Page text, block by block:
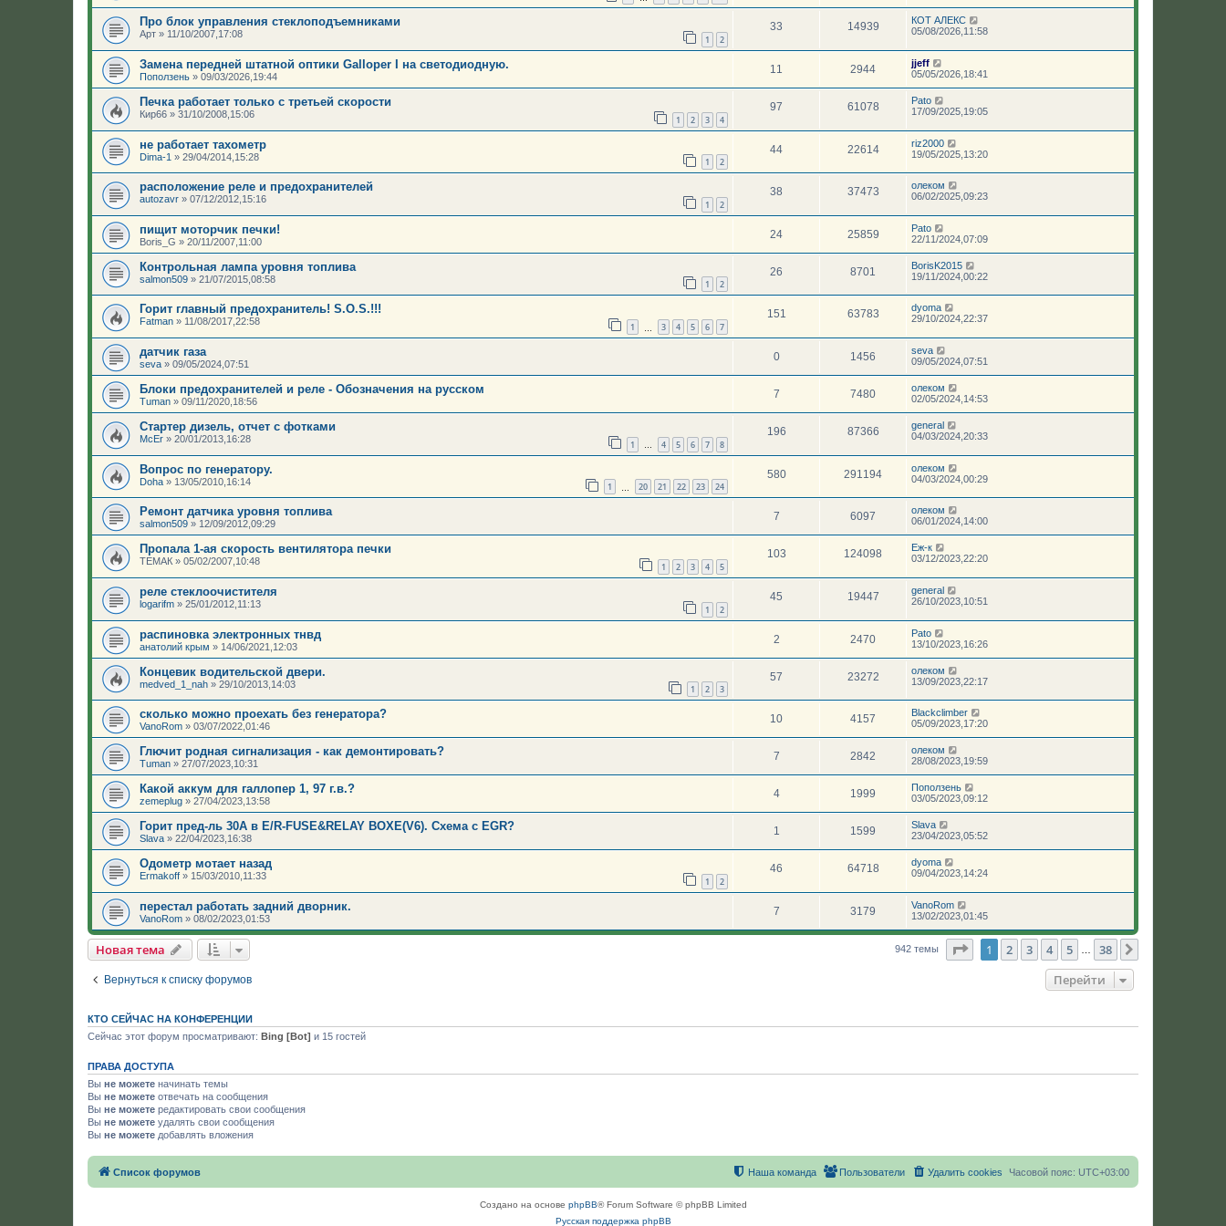
Про блок управления стеклоподъемниками
Арт » 11/10/2007,17:08 1 2
33 14939
КОТ АЛЕКС
05/08/2026,11:58
Замена передней штатной оптики Galloper I на светодиодную.
Поползень » 09/03/2026,19:44
11 2944
jjeff
05/05/2026,18:41
Печка работает только с третьей скорости
Кир66 » 31/10/2008,15:06 1 2 3 4
97 61078
Pato
17/09/2025,19:05
не работает тахометр
Dima-1 » 29/04/2014,15:28 1 2
44 22614
riz2000
19/05/2025,13:20
расположение реле и предохранителей
autozavr » 07/12/2012,15:16 1 2
38 37473
олеком
06/02/2025,09:23
пищит моторчик печки!
Boris_G » 20/11/2007,11:00
24 25859
Pato
22/11/2024,07:09
Контрольная лампа уровня топлива
salmon509 » 21/07/2015,08:58 1 2
26 8701
BorisK2015
19/11/2024,00:22
Горит главный предохранитель! S.O.S.!!!
Fatman » 11/08/2017,22:58 1 3 4 5 6 7
151 63783
dyoma
29/10/2024,22:37
датчик газа
seva » 09/05/2024,07:51
0 1456
seva
09/05/2024,07:51
Блоки предохранителей и реле - Обозначения на русском
Tuman » 09/11/2020,18:56
7 7480
олеком
02/05/2024,14:53
Стартер дизель, отчет с фотками
McEr » 20/01/2013,16:28 1 … 4 5 6 7 8
196 87366
general
04/03/2024,20:33
Вопрос по генератору.
Doha » 13/05/2010,16:14 1 20 21 22 23 24
580 291194
олеком
04/03/2024,00:29
Ремонт датчика уровня топлива
salmon509 » 12/09/2012,09:29
7 6097
олеком
06/01/2024,14:00
Пропала 1-ая скорость вентилятора печки
ТЕМАК » 05/02/2007,10:48 1 2 3 4 5
103 124098
Еж-к
03/12/2023,22:20
реле стеклоочистителя
logarifm » 25/01/2012,11:13 1 2
45 19447
general
26/10/2023,10:51
распиновка электронных тнвд
анатолий крым » 14/06/2021,12:03
2 2470
Pato
13/10/2023,16:26
Концевик водительской двери.
medved_1_nah » 29/10/2013,14:03 1 2 3
57 23272
олеком
13/09/2023,22:17
сколько можно проехать без генератора?
VanoRom » 03/07/2022,01:46
10 4157
Blackclimber
05/09/2023,17:20
Глючит родная сигнализация - как демонтировать?
Tuman » 27/07/2023,10:31
7 2842
олеком
28/08/2023,19:59
Какой аккум для галлопер 1, 97 г.в.?
zemeplug » 27/04/2023,13:58
4 1999
Поползень
03/05/2023,09:12
Горит пред-ль 30А в E/R-FUSE&RELAY BOXE(V6). Схема с EGR?
Slava » 22/04/2023,16:38
1 1599
Slava
23/04/2023,05:52
Одометр мотает назад
Ermakoff » 15/03/2010,11:33 1 2
46 64718
dyoma
09/04/2023,14:24
перестал работать задний дворник.
VanoRom » 08/02/2023,01:53
7 3179
VanoRom
13/02/2023,01:45
Новая тема 942 темы Страница1 из 38
1 2 3 4 5 38
Вернуться к списку форумов Перейти
КТО СЕЙЧАС НА КОНФЕРЕНЦИИ
Сейчас этот форум просматривают: Bing [Bot] и 15 гостей
ПРАВА ДОСТУПА
Вы не можете начинать темы
Вы не можете отвечать на сообщения
Вы не можете редактировать свои сообщения
Вы не можете удалять свои сообщения
Вы не можете добавлять вложения
Список форумов Часовой пояс: UTC+03:00
Удалить cookies
Пользователи
Наша команда
Создано на основе phpBB® Forum Software © phpBB Limited
Русская поддержка phpBB